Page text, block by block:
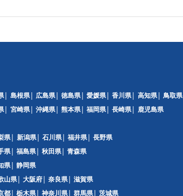
島根県 広島県 徳島県 愛媛県 香川県 高知県
鳥取県
宮崎県 沖縄県 熊本県 福岡県 長崎県
鹿児島県
県 新潟県 石川県 福井県
長野県
県 福島県 秋田県
青森県
県
静岡県
山県 大阪府 奈良県
滋賀県
都 栃木県 神奈川県 群馬県 茨城県